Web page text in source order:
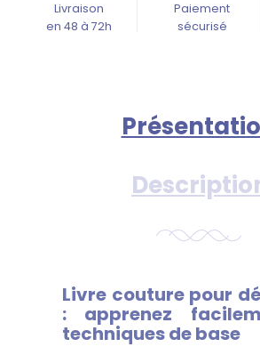
Livraison
en 48 à 72h
Paiement
sécurisé
Livre couture pour
: apprenez
techniques de base